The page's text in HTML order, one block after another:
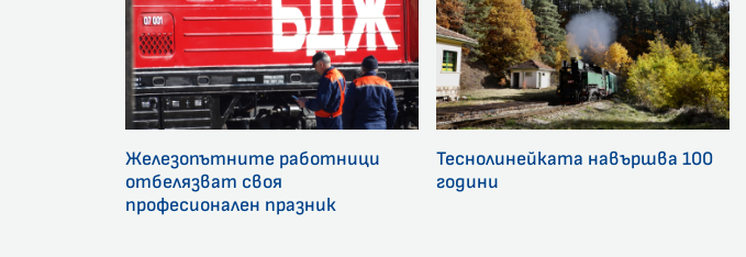
Железопътните работници
отбелязват своя
професионален празник
Теснолинейката навършва 100
години